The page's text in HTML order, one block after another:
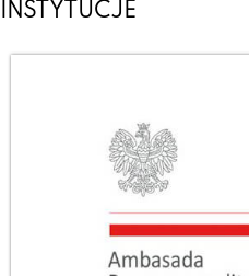
INSTYTUCJE